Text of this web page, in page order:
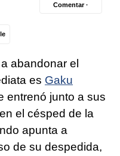
Comentar ·
abandonar el
es Gaku
entrenó junto a sus
el césped de la
apunta a
de su despedida,